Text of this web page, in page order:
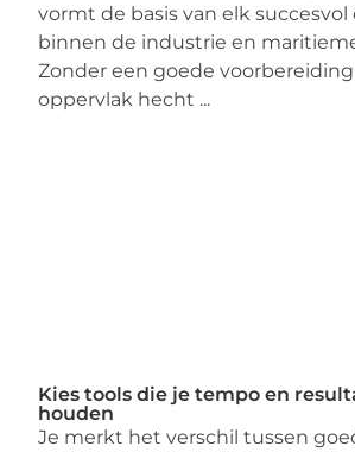
vormt de basis van elk
binnen de industrie en
Zonder een goede
oppervlak hecht ...
Kies tools die je tempo en
houden
Je merkt het verschil tussen